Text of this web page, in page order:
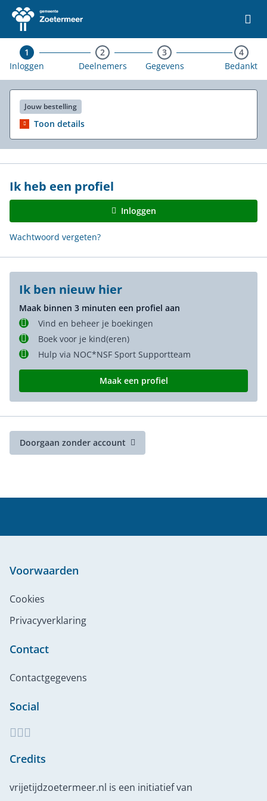
Ga naar de homepage van Vrije Tijd Zoetermeer
1
Inloggen
2
Deelnemers
3
Gegevens
4
Bedankt
Jouw bestelling
Toon details
Ik heb een profiel
Inloggen
Wachtwoord vergeten?
Ik ben nieuw hier
Maak binnen 3 minuten een profiel aan
Vind en beheer je boekingen
Boek voor je kind(eren)
Hulp via NOC*NSF Sport Supportteam
Maak een profiel
Doorgaan zonder account
Voorwaarden
Cookies
Privacyverklaring
Contact
Contactgegevens
Social
Credits
vrijetijdzoetermeer.nl is een initiatief van